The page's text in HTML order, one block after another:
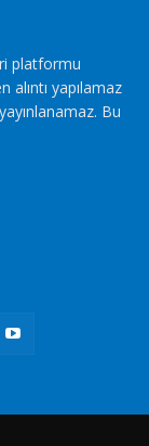
platformu
yapılamaz
Bu